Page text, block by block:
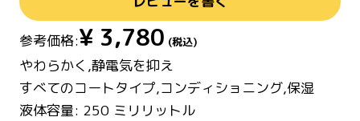
参考価格:¥ 3,780 (税込)
やわらかく,静電気を抑え
すべてのコートタイプ,コンディショニング,保湿
液体容量: 250 ミリリットル